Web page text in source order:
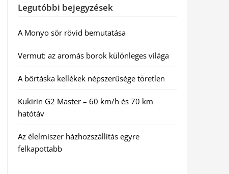
Legutóbbi bejegyzések
A Monyo sör rövid bemutatása
Vermut: az aromás borok különleges világa
A bőrtáska kellékek népszerűsége töretlen
Kukirin G2 Master – 60 km/h és 70 km
hatótáv
Az élelmiszer házhozszállítás egyre
felkapottabb